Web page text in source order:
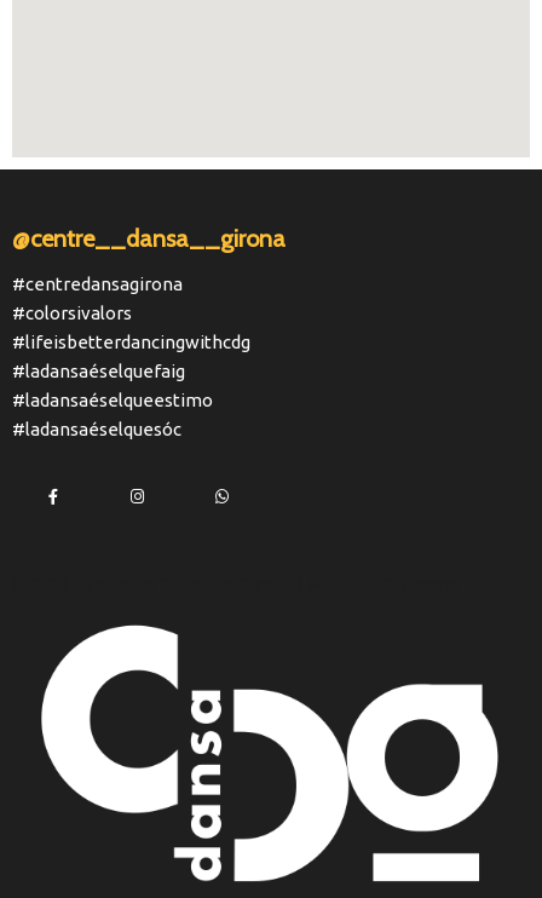
@centre__dansa__girona
#centredansagirona
#colorsivalors
#lifeisbetterdancingwithcdg
#ladansaéselquefaig
#ladansaéselqueestimo
#ladansaéselquesóc